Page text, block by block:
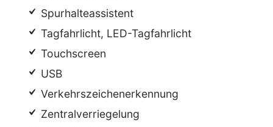
Spurhalteassistent
Tagfahrlicht, LED-Tagfahrlicht
Touchscreen
USB
Verkehrszeichenerkennung
Zentralverriegelung